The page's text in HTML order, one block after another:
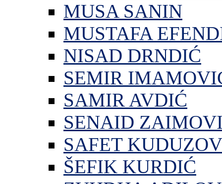
MUSA SANIN
MUSTAFA
NISAD DRNDIĆ
SEMIR
SAMIR AVDIĆ
SENAID
SAFET
ŠEFIK KURDIĆ